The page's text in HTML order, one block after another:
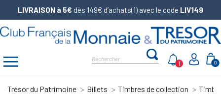
LIVRAISON à 5€ dès 149€ d’achats(1) avec le code LIV149
0
1
Trésor du Patrimoine Billets Timbres de collection